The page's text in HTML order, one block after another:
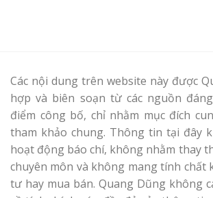
Các nội dung trên website này được
hợp và biên soạn từ các nguồn
điểm công bố, chỉ nhằm mục đích
tham khảo chung. Thông tin tại đây
hoạt động báo chí, không nhằm thay
chuyên môn và không mang tính chất
tư hay mua bán. Quang Dũng không